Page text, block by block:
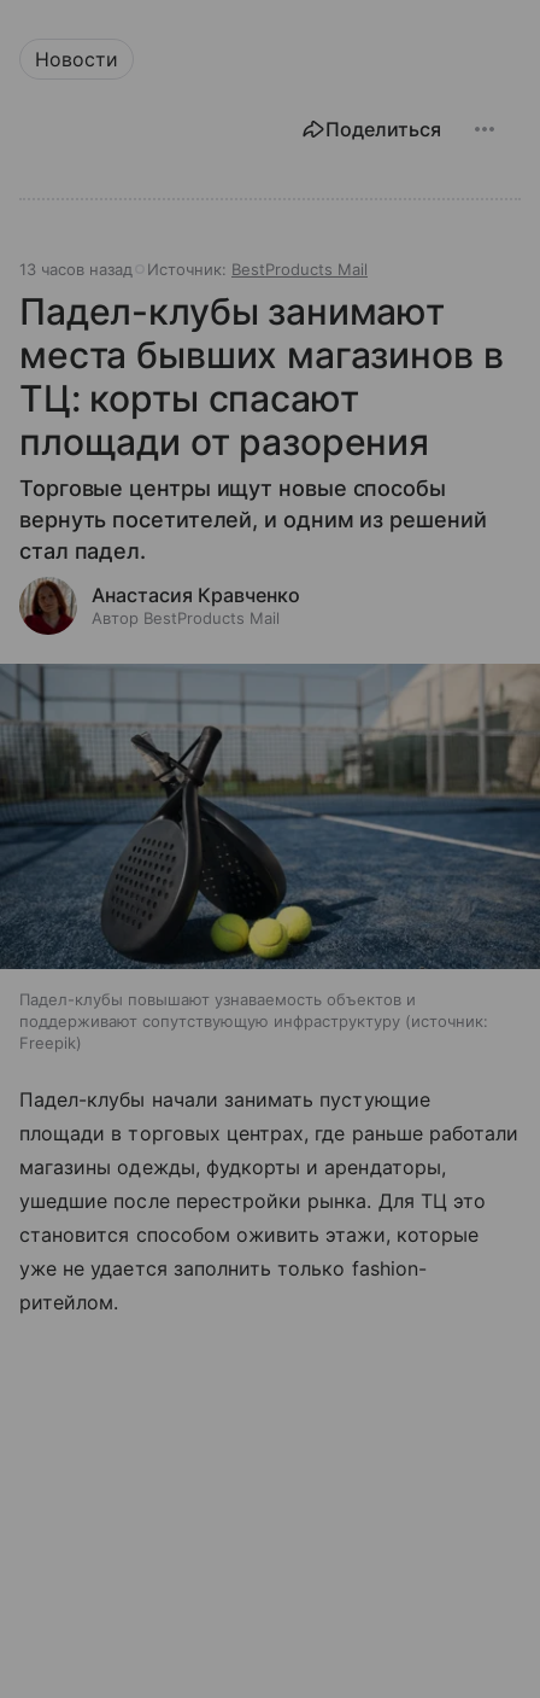
Новости
Поделиться
13 часов назад Источник: BestProducts Mail
Падел-клубы занимают
места бывших магазинов в
ТЦ: корты спасают
площади от разорения
Торговые центры ищут новые способы
вернуть посетителей, и одним из решений
стал падел.
Анастасия Кравченко
Автор BestProducts Mail
Падел-клубы повышают узнаваемость объектов и
поддерживают сопутствующую инфраструктуру
источник:
Freepik
Падел-клубы начали занимать пустующие
площади в торговых центрах, где раньше работали
магазины одежды, фудкорты и арендаторы,
ушедшие после перестройки рынка. Для ТЦ это
становится способом оживить этажи, которые
уже не удается заполнить только fashion-
ритейлом.